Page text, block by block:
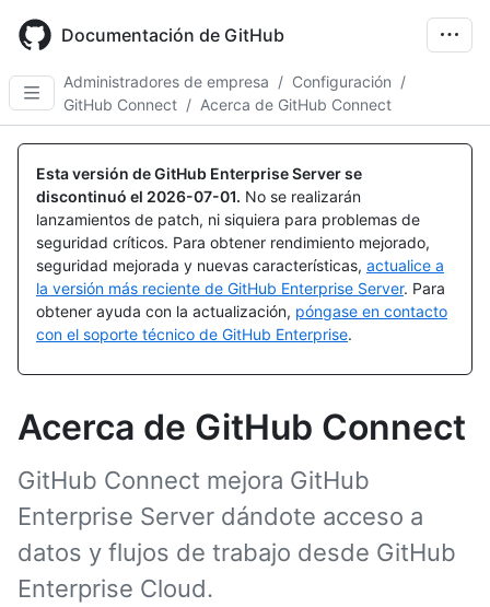
main
content
Documentación de GitHub
Administradores de empresa / Configuración /
GitHub Connect / Acerca de GitHub Connect
Esta versión de GitHub Enterprise Server se
discontinuó el 2026-07-01. No se realizarán
lanzamientos de patch, ni siquiera para problemas de
seguridad críticos. Para obtener rendimiento mejorado,
seguridad mejorada y nuevas características, actualice a
la versión más reciente de GitHub Enterprise Server. Para
obtener ayuda con la actualización, póngase en contacto
con el soporte técnico de GitHub Enterprise.
Acerca de GitHub Connect
GitHub Connect mejora GitHub
Enterprise Server dándote acceso a
datos y flujos de trabajo desde GitHub
Enterprise Cloud.